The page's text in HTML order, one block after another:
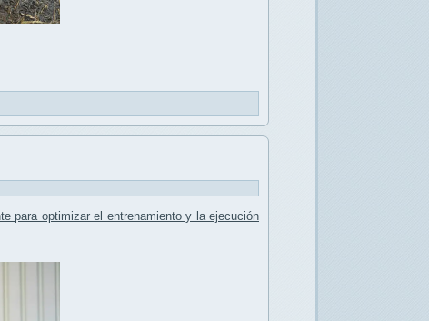
para optimizar el entrenamiento y la ejecución